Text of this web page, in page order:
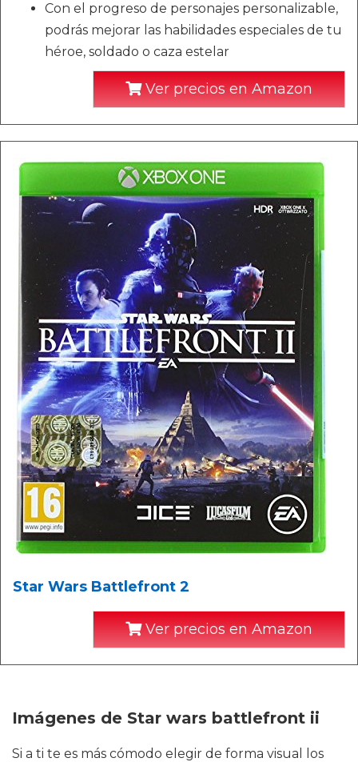
Con el progreso de personajes personalizable,
podrás mejorar las habilidades especiales de tu
héroe, soldado o caza estelar
Ver precios en Amazon
Star Wars Battlefront 2
Ver precios en Amazon
Imágenes de Star wars battlefront ii
Si a ti te es más cómodo elegir de forma visual los